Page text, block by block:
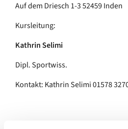
Auf dem Driesch 1-3 52459 Inden
Kursleitung:
Kathrin Selimi
Dipl. Sportwiss.
Kontakt: Kathrin Selimi 01578